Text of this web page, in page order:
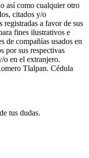
así como cualquier otro
citados y/o
registradas a favor de sus
fines ilustrativos e
de compañías usados en
por sus respectivas
o en el extranjero.
Tlalpan. Cédula
tus dudas.